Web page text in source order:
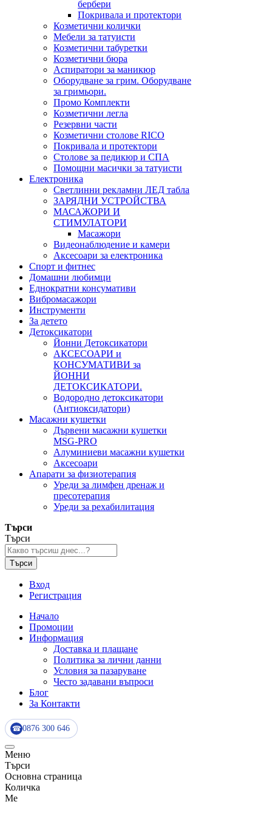
бербери
Покривала и протектори
Козметични колички
Мебели за татуисти
Козметични табуретки
Козметични бюра
Аспиратори за маникюр
Оборудване за грим. Оборудване
за гримьори.
Промо Комплекти
Козметични легла
Резервни части
Козметични столове RICO
Покривала и протектори
Столове за педикюр и СПА
Помощни масички за татуисти
Електроника
Светлинни рекламни ЛЕД табла
ЗАРЯДНИ УСТРОЙСТВА
МАСАЖОРИ И
СТИМУЛАТОРИ
Масажори
Видеонаблюдение и камери
Аксесоари за електроника
Спорт и фитнес
Домашни любимци
Еднократни консумативи
Вибромасажори
Инструменти
За детето
Детоксикатори
Йонни Детоксикатори
АКСЕСОАРИ и
КОНСУМАТИВИ за
ЙОННИ
ДЕТОКСИКАТОРИ.
Водородно детоксикатори
(Антиоксидатори)
Масажни кушетки
Дървени масажни кушетки
MSG-PRO
Алуминиеви масажни кушетки
Аксесоари
Апарати за физиотерапия
Уреди за лимфен дренаж и
пресотерапия
Уреди за рехабилитация
Търси
Търси
Търси
Вход
Регистрация
Начало
Промоции
Информация
Доставка и плащане
Политика за лични данни
Условия за пазаруване
Често задавани въпроси
Блог
За Контакти
☎ 0876 300 646
Меню
Търси
Основна страница
Количка
Me